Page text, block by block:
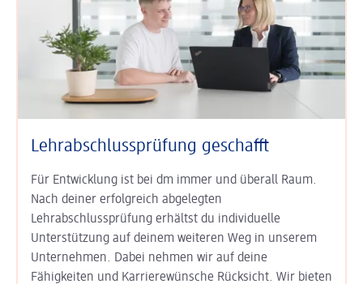
Lehrabschlussprüfung geschafft
Für Entwicklung ist bei dm immer und überall Raum.
Nach deiner erfolgreich abgelegten
Lehrabschlussprüfung erhältst du individuelle
Unterstützung auf deinem weiteren Weg in unserem
Unternehmen. Dabei nehmen wir auf deine
Fähigkeiten und Karrierewünsche Rücksicht. Wir bieten